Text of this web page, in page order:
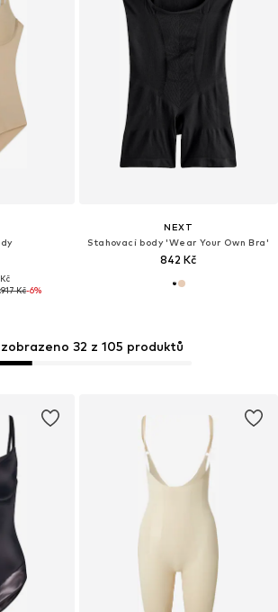
917 Kč-6%
NEXT
Stahovací body 'Wear Your Own Bra'
842 Kč
32 z 105 produktů